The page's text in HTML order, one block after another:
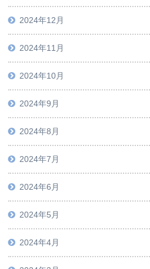
2024年12月
2024年11月
2024年10月
2024年9月
2024年8月
2024年7月
2024年6月
2024年5月
2024年4月